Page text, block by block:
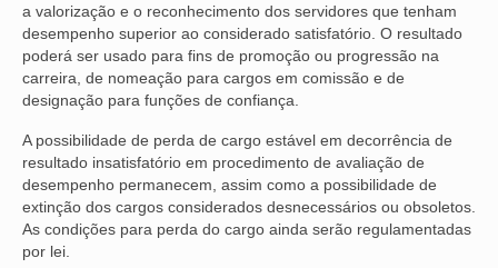
JURÍDICO
NÚCLEOS
APOSENTADOS
AGENTES DE POLÍCIA JUDICIAL
ANALISTAS JUDICIÁRIOS
a valorização e o reconhecimento dos servidores que tenham
desempenho superior ao considerado satisfatório. O resultado
poderá ser usado para fins de promoção ou progressão na
carreira, de nomeação para cargos em comissão e de
designação para funções de confiança.
A possibilidade de perda de cargo estável em decorrência de
resultado insatisfatório em procedimento de avaliação de
desempenho permanecem, assim como a possibilidade de
extinção dos cargos considerados desnecessários ou obsoletos.
As condições para perda do cargo ainda serão regulamentadas
por lei.